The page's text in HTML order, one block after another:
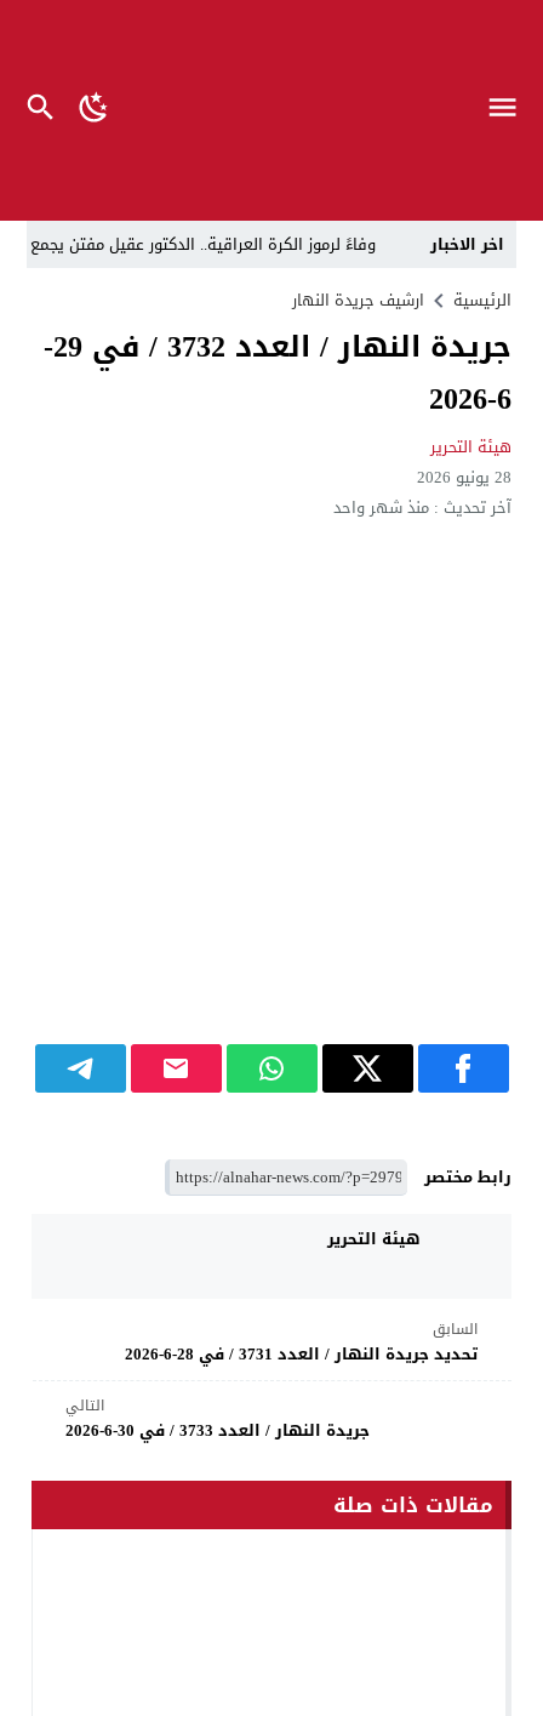
اخر الاخبار
وفاءً لرموز الكرة العراقية.. الدكتور عقيل مفتن
رئيس الوزراء يوجه بتعطيل الدوام الرسمي في
د. حسن جمعة يهنئ الأستاذ كريم حمادي برئاسة نادي
الرئيسية ارشيف جريدة النهار
جريدة النهار / العدد 3732 / في 29-
6-2026
هيئة التحرير
28 يونيو 2026
آخر تحديث :منذ شهر واحد
رابط مختصر
هيئة التحرير
السابق
تحديد جريدة النهار / العدد 3731 / في 28-6-2026
التالي
جريدة النهار / العدد 3733 / في 30-6-2026
مقالات ذات صلة